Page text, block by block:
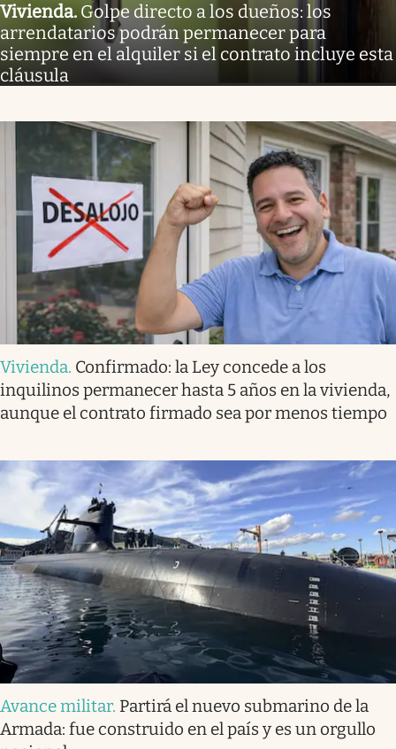
Vivienda. Golpe directo a los dueños: los
arrendatarios podrán permanecer para
siempre en el alquiler si el contrato incluye esta
cláusula
Vivienda. Confirmado: la Ley concede a los
inquilinos permanecer hasta 5 años en la vivienda,
aunque el contrato firmado sea por menos tiempo
Avance militar. Partirá el nuevo submarino de la
Armada: fue construido en el país y es un orgullo